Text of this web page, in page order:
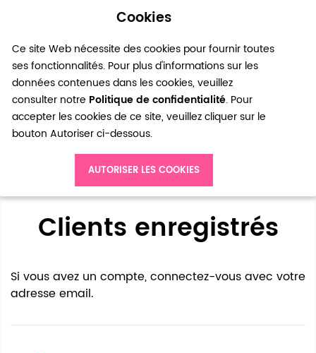
Cookies
Ce site Web nécessite des cookies pour fournir toutes
ses fonctionnalités. Pour plus d'informations sur les
données contenues dans les cookies, veuillez
consulter notre Politique de confidentialité. Pour
accepter les cookies de ce site, veuillez cliquer sur le
bouton Autoriser ci-dessous.
AUTORISER LES COOKIES
0
Accès client
Clients enregistrés
Si vous avez un compte, connectez-vous avec votre
adresse email.